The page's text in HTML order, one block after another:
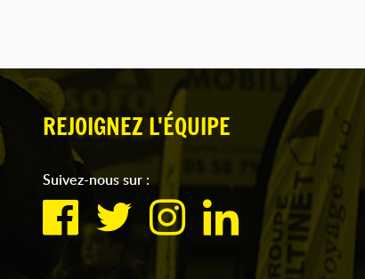
REJOIGNEZ L'ÉQUIPE
Suivez-nous sur :